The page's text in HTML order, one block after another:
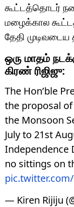
கூட்டத்தொடர்
மழைக்கால
தேதி முடிவடைய
ஒரு மாதம்
கிரண் ரிஜிஜு:
The Hon’ble
the proposal
the Monsoon
July to 21st
Independence
no sittings on
pic.twitter.com/
— Kiren Rijiju